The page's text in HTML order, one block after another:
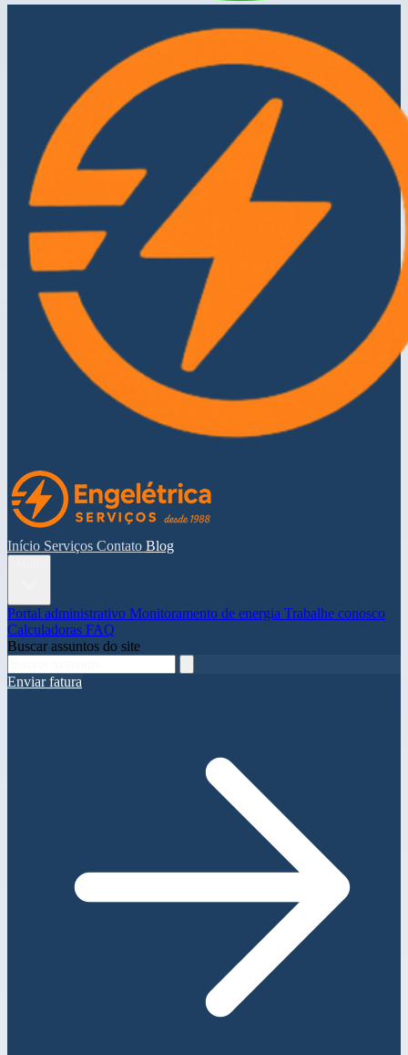
Início Serviços Contato Blog
Portal administrativo Monitoramento de energia Trabalhe conosco
Calculadoras FAQ
Buscar assuntos do site
Enviar fatura